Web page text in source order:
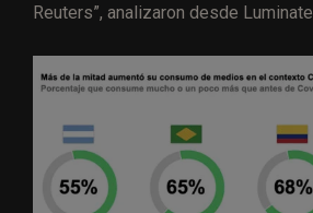
Reuters”, analizaron desde Luminate.